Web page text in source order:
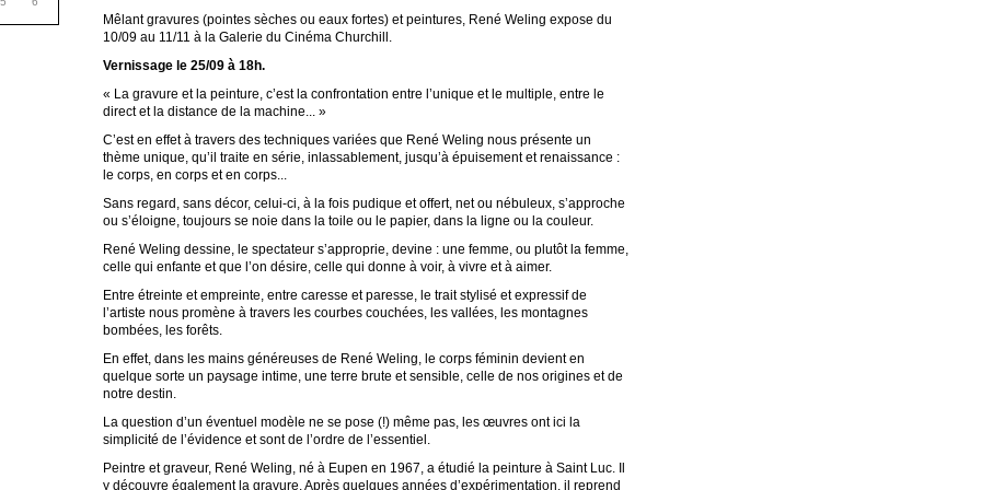
Mêlant gravures (pointes sèches ou eaux fortes) et peintures, René Weling expose du
10/09 au 11/11 à la Galerie du Cinéma Churchill.
Vernissage le 25/09 à 18h.
« La gravure et la peinture, c’est la confrontation entre l’unique et le multiple, entre le
direct et la distance de la machine... »
C’est en effet à travers des techniques variées que René Weling nous présente un
thème unique, qu’il traite en série, inlassablement, jusqu’à épuisement et renaissance :
le corps, en corps et en corps...
Sans regard, sans décor, celui-ci, à la fois pudique et offert, net ou nébuleux, s’approche
ou s’éloigne, toujours se noie dans la toile ou le papier, dans la ligne ou la couleur.
René Weling dessine, le spectateur s’approprie, devine : une femme, ou plutôt la femme,
celle qui enfante et que l’on désire, celle qui donne à voir, à vivre et à aimer.
Entre étreinte et empreinte, entre caresse et paresse, le trait stylisé et expressif de
l’artiste nous promène à travers les courbes couchées, les vallées, les montagnes
bombées, les forêts.
En effet, dans les mains généreuses de René Weling, le corps féminin devient en
quelque sorte un paysage intime, une terre brute et sensible, celle de nos origines et de
notre destin.
La question d’un éventuel modèle ne se pose (!) même pas, les œuvres ont ici la
simplicité de l’évidence et sont de l’ordre de l’essentiel.
Peintre et graveur, René Weling, né à Eupen en 1967, a étudié la peinture à Saint Luc. Il
y découvre également la gravure. Après quelques années d’expérimentation, il reprend